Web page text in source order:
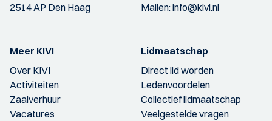
2514 AP Den Haag
Mailen:info@kivi.nl
Meer KIVI
Over KIVI
Activiteiten
Zaalverhuur
Vacatures
Lidmaatschap
Direct lid worden
Ledenvoordelen
Collectief lidmaatschap
Veelgestelde vragen